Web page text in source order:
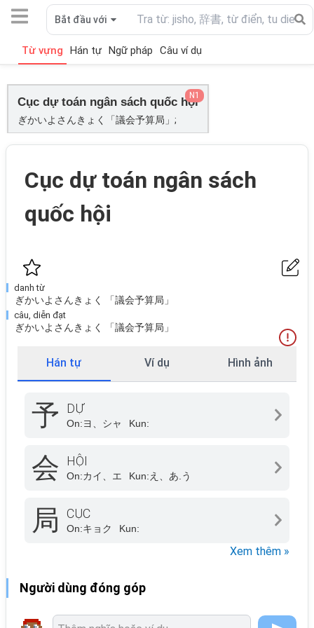
Bắt đầu với
Từ vựng Hán tự Ngữ pháp Câu ví dụ
Cục dự toán ngân sách quốc hội
ぎかいよさんきょく「議会予算局」;
N1
Cục dự toán ngân sách
quốc hội
danh từ
ぎかいよさんきょく 「議会予算局」
câu, diễn đạt
ぎかいよさんきょく 「議会予算局」
Hán tự Ví dụ Hình ảnh
予 DỰ
On:ヨ、シャ Kun:
会 HỘI
On:カイ、エ Kun:え、あ.う
局 CỤC
On:キョク Kun:
Xem thêm »
Người dùng đóng góp